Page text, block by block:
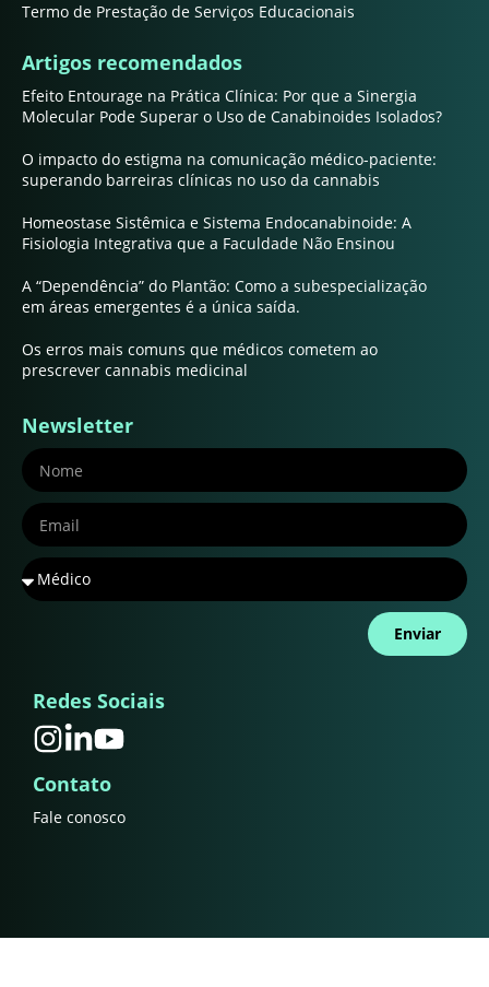
Termo de Prestação de Serviços Educacionais
Artigos recomendados
Efeito Entourage na Prática Clínica: Por que a Sinergia
Molecular Pode Superar o Uso de Canabinoides Isolados?
O impacto do estigma na comunicação médico-paciente:
superando barreiras clínicas no uso da cannabis
Homeostase Sistêmica e Sistema Endocanabinoide: A
Fisiologia Integrativa que a Faculdade Não Ensinou
A “Dependência” do Plantão: Como a subespecialização
em áreas emergentes é a única saída.
Os erros mais comuns que médicos cometem ao
prescrever cannabis medicinal
Newsletter
Enviar
Redes Sociais
Contato
Fale conosco